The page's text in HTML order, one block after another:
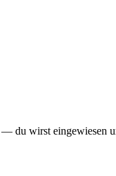
du wirst eingewiesen